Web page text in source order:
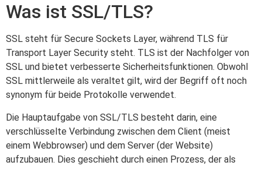
Was ist SSL/TLS?
SSL steht für Secure Sockets Layer, während TLS für
Transport Layer Security steht. TLS ist der Nachfolger von
SSL und bietet verbesserte Sicherheitsfunktionen. Obwohl
SSL mittlerweile als veraltet gilt, wird der Begriff oft noch
synonym für beide Protokolle verwendet.
Die Hauptaufgabe von SSL/TLS besteht darin, eine
verschlüsselte Verbindung zwischen dem Client (meist
einem Webbrowser) und dem Server (der Website)
aufzubauen. Dies geschieht durch einen Prozess, der als